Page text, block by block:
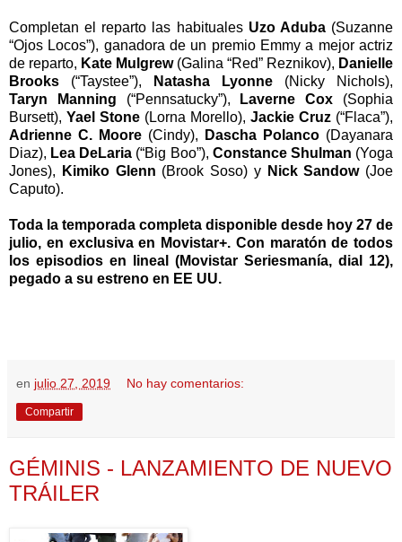
Completan el reparto las habituales Uzo Aduba(Suzanne
“Ojos Locos”), ganadora de un premio Emmy a mejor actriz
de reparto, Kate Mulgrew(Galina “Red” Reznikov), Danielle
Brooks (“Taystee”), Natasha Lyonne (Nicky Nichols),
Taryn Manning (“Pennsatucky”), Laverne Cox (Sophia
Bursett), Yael Stone (Lorna Morello), Jackie Cruz (“Flaca”),
Adrienne C. Moore (Cindy), Dascha Polanco (Dayanara
Diaz), Lea DeLaria (“Big Boo”), Constance Shulman (Yoga
Jones),
Kimiko Glenn (Brook Soso) yNick Sandow(Joe
Caputo).
Toda la temporada completa disponible desde hoy 27 de
julio, en exclusiva en Movistar+. Con maratón de todos
los episodios en lineal (Movistar Seriesmanía, dial 12),
pegado a su estreno en EE UU.
en julio 27, 2019 No hay comentarios:
Compartir
GÉMINIS - LANZAMIENTO DE NUEVO
TRÁILER